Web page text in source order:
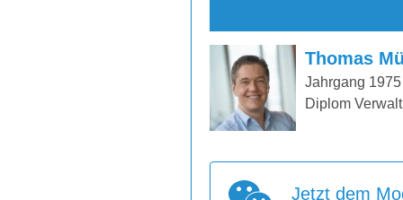
Thomas
Jahrgang 1975
Diplom
Jetzt dem